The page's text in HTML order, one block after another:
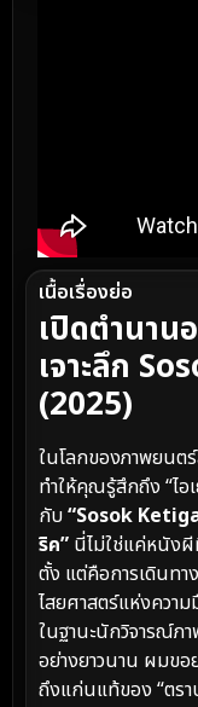
เนื้อเรื่องย่อ
เปิดตำนาน
เจาะลึก
(2025)
ในโลกของภาพยนต
ทำให้คุณรู้สึกถึง “ไอ
กับ“Sosok
ริค” นี่ไม่ใช่แค่หนัง
ตั้ง แต่คือการเดินท
ไสยศาสตร์แห่งควา
ในฐานะนักวิจารณ์ภ
อย่างยาวนาน ผมขอ
ถึงแก่นแท้ของ “ตรา